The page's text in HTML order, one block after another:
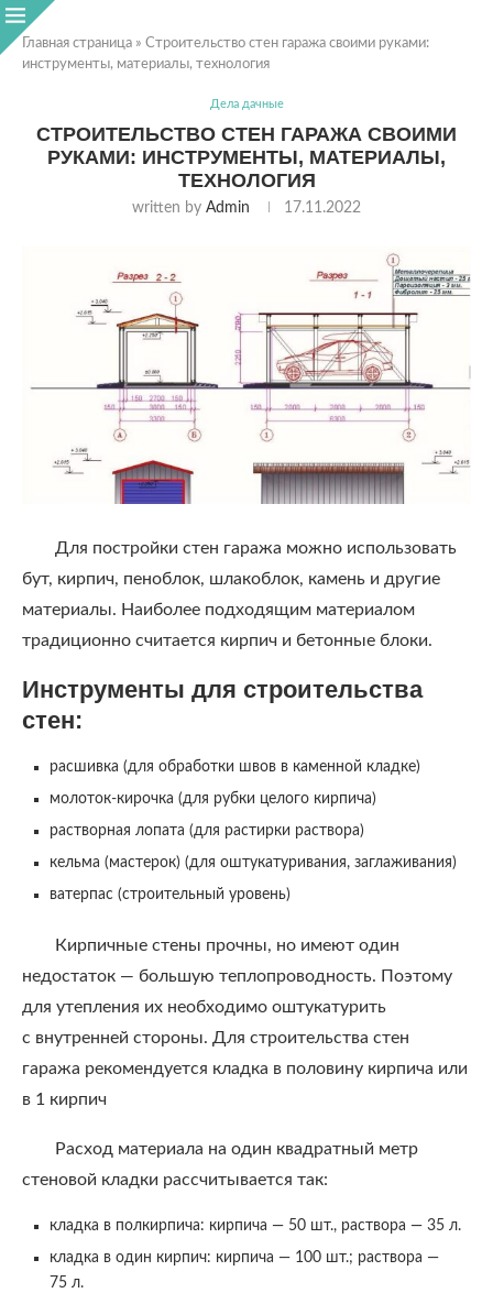
Главная страница » Строительство стен гаража своими руками:
инструменты, материалы, технология
Дела дачные
СТРОИТЕЛЬСТВО СТЕН ГАРАЖА СВОИМИ
РУКАМИ: ИНСТРУМЕНТЫ, МАТЕРИАЛЫ,
ТЕХНОЛОГИЯ
written by Admin 17.11.2022
Для постройки стен гаража можно использовать
бут, кирпич, пеноблок, шлакоблок, камень и другие
материалы. Наиболее подходящим материалом
традиционно считается кирпич и бетонные блоки.
Инструменты для строительства
стен:
расшивка (для обработки швов в каменной кладке)
молоток-кирочка (для рубки целого кирпича)
растворная лопата (для растирки раствора)
кельма (мастерок) (для оштукатуривания, заглаживания)
ватерпас (строительный уровень)
Кирпичные стены прочны, но имеют один
недостаток — большую теплопроводность. Поэтому
для утепления их необходимо оштукатурить
с внутренней стороны. Для строительства стен
гаража рекомендуется кладка в половину кирпича или
в 1 кирпич
Расход материала на один квадратный метр
стеновой кладки рассчитывается так:
кладка в полкирпича: кирпича — 50 шт., раствора — 35 л.
кладка в один кирпич: кирпича — 100 шт.; раствора —
75 л.